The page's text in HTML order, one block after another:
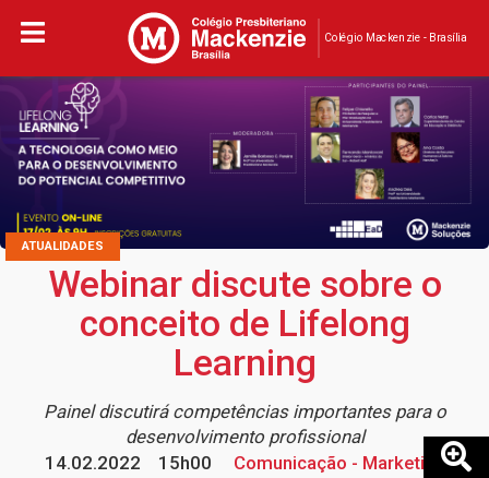
Colégio Mackenzie - Brasília
ATUALIDADES
Webinar discute sobre o
conceito de Lifelong
Learning
Painel discutirá competências importantes para o
desenvolvimento profissional
14.02.2022
15h00
Comunicação - Marketing